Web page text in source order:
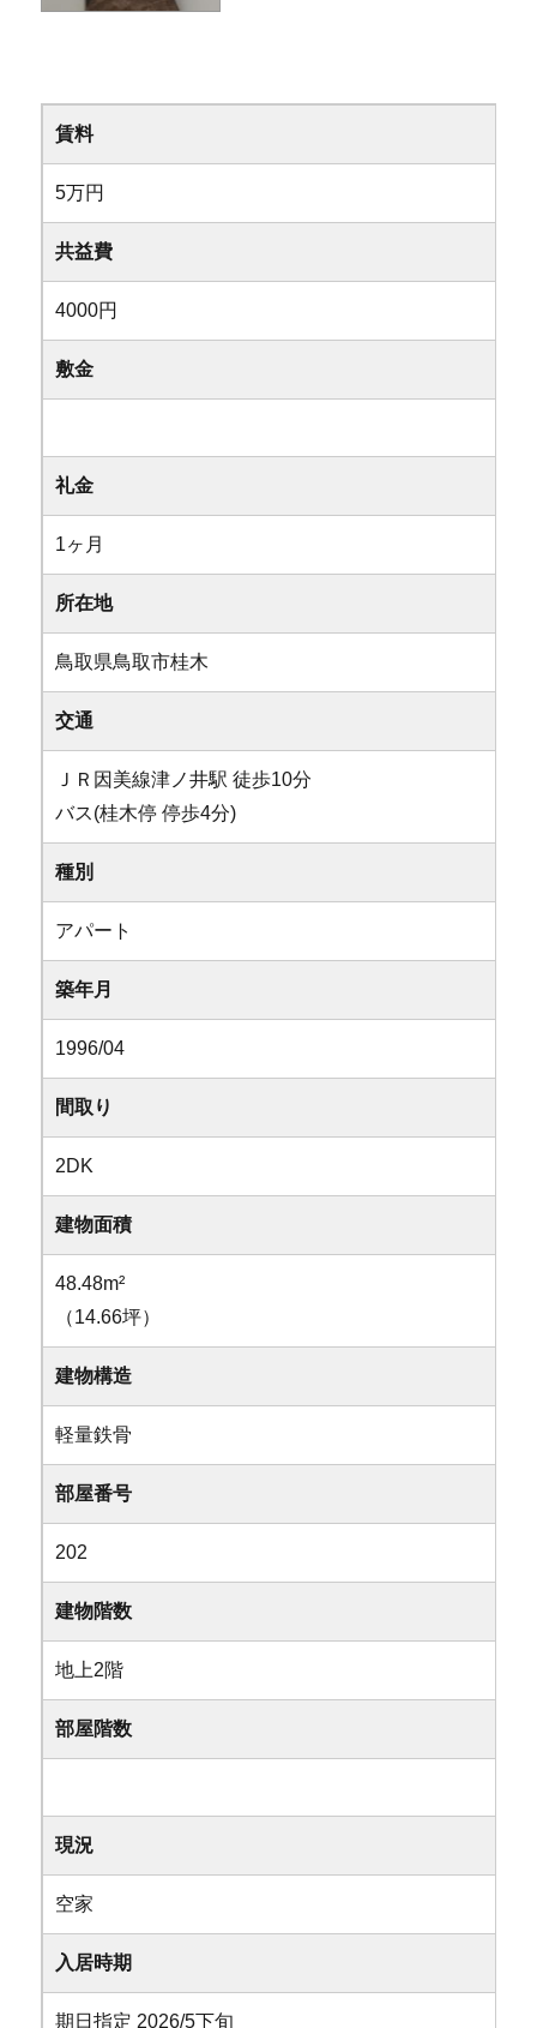
賃料
5万円
共益費
4000円
敷金
礼金
1ヶ月
所在地
鳥取県鳥取市桂木
交通
ＪＲ因美線津ノ井駅 徒歩10分
バス(桂木停 停歩4分)
種別
アパート
築年月
1996/04
間取り
2DK
建物面積
48.48m²
（14.66坪）
建物構造
軽量鉄骨
部屋番号
202
建物階数
地上2階
部屋階数
現況
空家
入居時期
期日指定 2026/5下旬